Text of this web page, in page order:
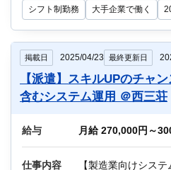
作業環境：Linux、
教育制度：OJTあり
Q：在宅勤務（リモ
A：業務習得後は週
す。
他にもIT関連のお仕
シフト制勤務 大手企業で働く
掲載日 2025/04/23 最終更新日
【派遣】スキルUPのチャ
含むシステム運用 ＠西三荘
給与 月給 270,000円～
仕事内容 【製造業向けシステ